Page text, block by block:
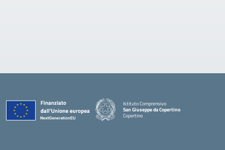
Istituto Comprensivo
San Giuseppe da Copertino
Copertino
— Visita la pagina iniziale della scuola